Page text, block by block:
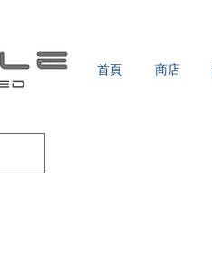
首頁 商店